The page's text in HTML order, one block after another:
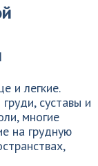
и легкие.
суставы и
многие
на грудную